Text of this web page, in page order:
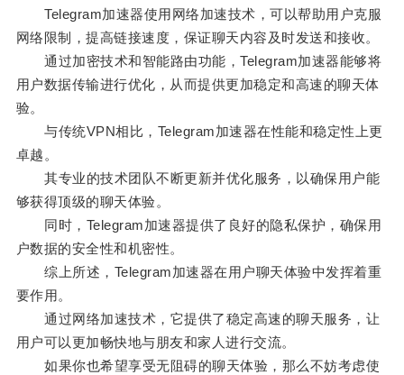
Telegram加速器使用网络加速技术，可以帮助用户克服
网络限制，提高链接速度，保证聊天内容及时发送和接收。
通过加密技术和智能路由功能，Telegram加速器能够将
用户数据传输进行优化，从而提供更加稳定和高速的聊天体
验。
与传统VPN相比，Telegram加速器在性能和稳定性上更
卓越。
其专业的技术团队不断更新并优化服务，以确保用户能
够获得顶级的聊天体验。
同时，Telegram加速器提供了良好的隐私保护，确保用
户数据的安全性和机密性。
综上所述，Telegram加速器在用户聊天体验中发挥着重
要作用。
通过网络加速技术，它提供了稳定高速的聊天服务，让
用户可以更加畅快地与朋友和家人进行交流。
如果你也希望享受无阻碍的聊天体验，那么不妨考虑使